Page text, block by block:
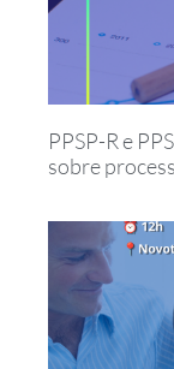
PPSP-R e
sobre